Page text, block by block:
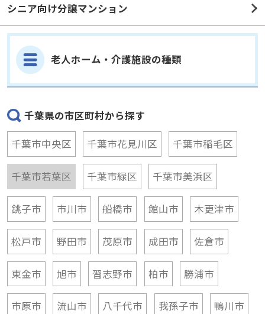
シニア向け分譲マンション
老人ホーム・介護施設の種類
千葉県の市区町村から探す
千葉市中央区
千葉市花見川区 千葉市稲毛区
千葉市若葉区 千葉市緑区 千葉市美浜区
銚子市 市川市 船橋市 館山市 木更津市
松戸市 野田市 茂原市 成田市 佐倉市
東金市 旭市 習志野市 柏市 勝浦市
市原市 流山市 八千代市 我孫子市 鴨川市